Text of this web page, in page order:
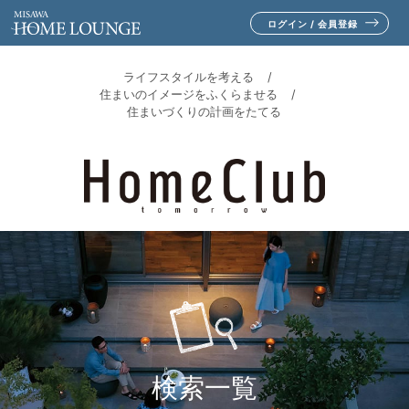
ログイン / 会員登録
ライフスタイルを考える
住まいのイメージをふくらませる
住まいづくりの計画をたてる
検索一覧